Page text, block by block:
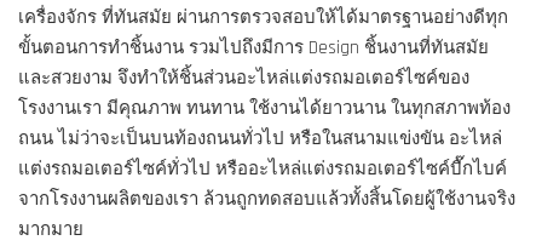
เครื่องจักร ที่ทันสมัย ผ่านการตรวจสอบให้ได้มาตรฐานอย่างดีทุก
ขั้นตอนการทำชิ้นงาน รวมไปถึงมีการ Design ชิ้นงานที่ทันสมัย
และสวยงาม จึงทำให้ชิ้นส่วนอะไหล่แต่งรถมอเตอร์ไซค์ของ
โรงงานเรา มีคุณภาพ ทนทาน ใช้งานได้ยาวนาน ในทุกสภาพท้อง
ถนน ไม่ว่าจะเป็นบนท้องถนนทั่วไป หรือในสนามแข่งขัน อะไหล่
แต่งรถมอเตอร์ไซค์ทั่วไป หรืออะไหล่แต่งรถมอเตอร์ไซค์บื๊กไบค์
จากโรงงานผลิตของเรา ล้วนถูกทดสอบแล้วทั้งสิ้นโดยผู้ใช้งานจริง
มากมาย